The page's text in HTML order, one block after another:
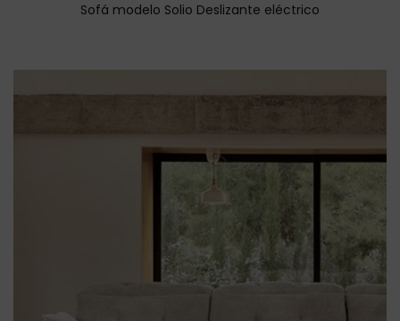
Sofá modelo Solio Deslizante eléctrico